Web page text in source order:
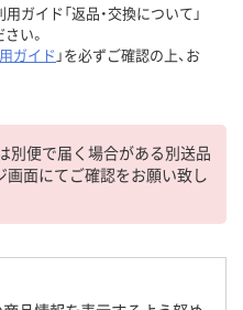
ガイド「返品・交換について」
い。
ガイド 」を必ずご確認の上、お
別便で届く場合がある別送品
画面にてご確認をお願い致し